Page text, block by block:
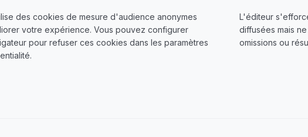
des cookies de mesure d'audience anonymes
votre expérience. Vous pouvez configurer
pour refuser ces cookies dans les paramètres
L'éditeur
diffusées mais
omissions ou